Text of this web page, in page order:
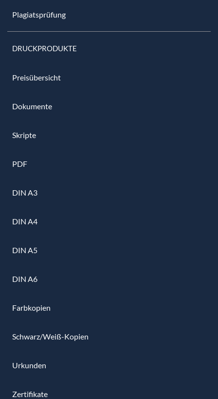
Plagiatsprüfung
DRUCKPRODUKTE
Preisübersicht
Dokumente
Skripte
PDF
DIN A3
DIN A4
DIN A5
DIN A6
Farbkopien
Schwarz/Weiß-Kopien
Urkunden
Zertifikate